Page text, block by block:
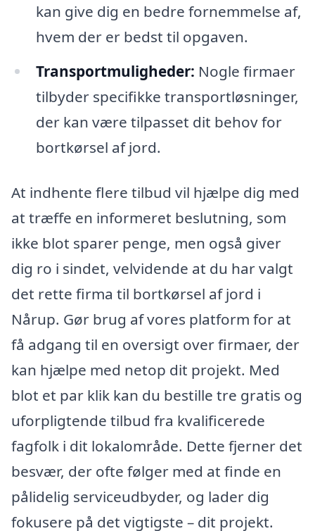
kan give dig en bedre fornemmelse af,
hvem der er bedst til opgaven.
Transportmuligheder: Nogle firmaer
tilbyder specifikke transportløsninger,
der kan være tilpasset dit behov for
bortkørsel af jord.
At indhente flere tilbud vil hjælpe dig med
at træffe en informeret beslutning, som
ikke blot sparer penge, men også giver
dig ro i sindet, velvidende at du har valgt
det rette firma til bortkørsel af jord i
Nårup. Gør brug af vores platform for at
få adgang til en oversigt over firmaer, der
kan hjælpe med netop dit projekt. Med
blot et par klik kan du bestille tre gratis og
uforpligtende tilbud fra kvalificerede
fagfolk i dit lokalområde. Dette fjerner det
besvær, der ofte følger med at finde en
pålidelig serviceudbyder, og lader dig
fokusere på det vigtigste – dit projekt.